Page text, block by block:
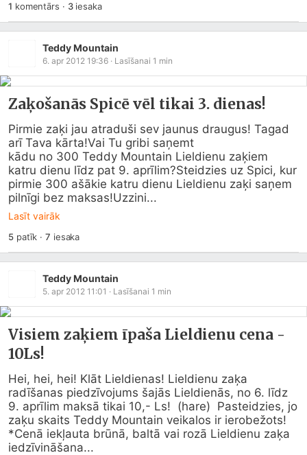
1 komentārs · 3iesaka
Teddy Mountain
6. apr 2012 19:36 · Lasīšanai 1 min
Zaķošanās Spicē vēl tikai 3. dienas!
Pirmie zaķi jau atraduši sev jaunus draugus! Tagad
arī Tava kārta!Vai Tu gribi saņemt
kādu no 300 Teddy Mountain Lieldienu zaķiem
katru dienu līdz pat 9. aprīlim?Steidzies uz Spici, kur
pirmie 300 ašākie katru dienu Lieldienu zaķi saņem
pilnīgi bez maksas!Uzzini...
Lasīt vairāk
5patīk ·7 iesaka
Teddy Mountain
5. apr 2012 11:01 · Lasīšanai 1 min
Visiem zaķiem īpaša Lieldienu cena -
10Ls!
Hei, hei, hei! Klāt Lieldienas! Lieldienu zaķa
radīšanas piedzīvojums šajās Lieldienās, no 6. līdz
9. aprīlim maksā tikai 10,- Ls!  (hare)  Pasteidzies, jo
zaķu skaits Teddy Mountain veikalos ir ierobežots!
*Cenā iekļauta brūnā, baltā vai rozā Lieldienu zaķa
iedzīvināšana...